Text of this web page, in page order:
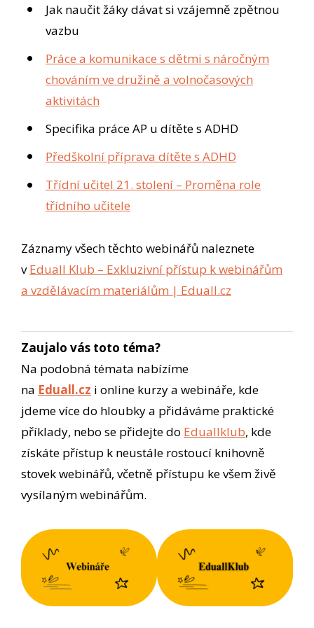
Jak naučit žáky dávat si vzájemně zpětnou
vazbu
Práce a komunikace s dětmi s náročným
chováním ve družině a volnočasových
aktivitách
Specifika práce AP u dítěte s ADHD
Předškolní příprava dítěte s ADHD
Třídní učitel 21. stolení – Proměna role
třídního učitele
Záznamy všech těchto webinářů naleznete
vEduall Klub – Exkluzivní přístup k webinářům
a vzdělávacím materiálům | Eduall.cz
Zaujalo vás toto téma?
Na podobná témata nabízíme
na Eduall.cz i online kurzy a webináře, kde
jdeme více do hloubky a přidáváme praktické
příklady, nebo se přidejte do Eduallklub, kde
získáte přístup k neustále rostoucí knihovně
stovek webinářů, včetně přístupu ke všem živě
vysílaným webinářům.